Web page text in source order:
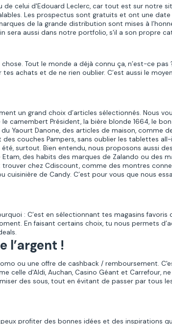
de celui d'Edouard Leclerc, car tout est sur notre
Les prospectus sont gratuits et ont une
de la grande distribution sont mises à
aussi dans notre portfolio, s'il a son propre
Tout le monde a déjà connu ça, n’est-ce pas
achats et de ne rien oublier. C’est aussi le
un grand choix d’articles sélectionnés. Nous
camembert Président, la bière blonde 1664, le
Yaourt Danone, des articles de maison, comme
couches Pampers, sans oublier les tablettes
surtout. Bien entendu, nous proposons aussi
des habits des marques de Zalando ou des
chez Cdiscount, comme des montres
cuisinière de Candy. C’est pour vous que nous
: C’est en sélectionnant tes magasins
En faisant certains choix, tu nous permets
l’argent !
ou une offre de cashback / remboursement.
celle d'Aldi, Auchan, Casino Géant et Carrefour,
des sous, tout en évitant de passer par tous
profiter des bonnes idées et des inspirations